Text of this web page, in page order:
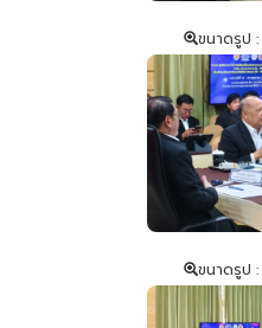
ขนาดรูป :
ขนาดรูป :